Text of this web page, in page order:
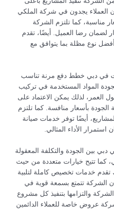
العملاء يجدون في شركة الملكي
مناسبة، كما تلتزم الشركة
لضمان رضا العميل. أيضًا، تقدم
نوع مظلة بما يتوافق مع
في دبي خطط دفع مرنة تناسب
المواد المستخدمة في تركيب
العمر، لذلك يمكن الاعتماد على
بأسعار منافسة. كما تلتزم
أيضًا توفر خدمات صيانة
الأداء المثالي.
بين الجودة والتكلفة المعقولة
تتيح خيارات متعددة من حيث
تقدم خدمات تخصيص كاملة لتلبية
الشركة تتمتع بسمعة قوية في
والتزامها بتنفيذ كل مشروع
عروض خاصة للعملاء الدائمين